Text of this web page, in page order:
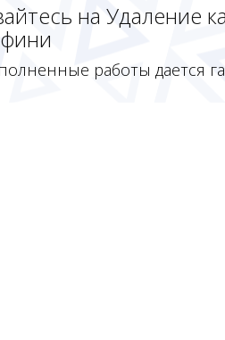
на Удаление
работы дается